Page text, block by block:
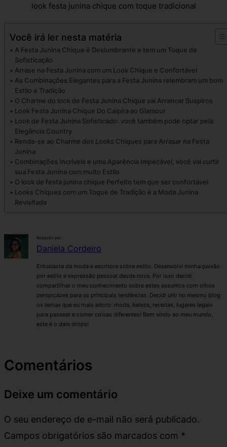
look festa junina chique com toque tradicional
Você irá ler nesta matéria
A Festa Junina Chique é Deslumbrante e tem um Toque de
Sofisticação
Arrase na Festa Junina com um Look Chique e Confortável
As Combinações Elegantes para a Festa Junina relembram um bom
Estilo e Tradição
O Charme do look de Festa Junina Chique vai Arrancar Suspiros
Look Festa Junina Chique Do Caipira ao Glamour
Look de Festa Junina Sofisticado: você também pode optar pela
Elegância Country
Renda-se ao Charme dos Looks Chiques para Arrasar na Festa
Junina
Combinações Incríveis e uma Aparência Impecável, você vai curtir
sua Festa Junina com muito Estilo
O look de festa junina chique Perfeito tem que ser confortável
Looks Chiques com um Toque de Tradição é a Moda Junina
Revisitada
Redação por
Daniela Cordeiro
Entusiasta da moda e escritora sobre estilo. Desenvolvi minha paixão
por estilo e expressão pessoal desde nova. Por isso decidi
compartilhar o meu conhecimento sobre estes assuntos com olhos
perspicazes para as principais tendências. Decidi unir no mesmo blog
os temas que eu mais adoro: moda, beleza, receitas, lugares legais
para passear e comer coisas diferentes! Bem vindo ao meu mundo,
este é o dani drops!
Comentários
Deixe um comentário
O seu endereço de e-mail não será publicado.
Campos obrigatórios são marcados com *